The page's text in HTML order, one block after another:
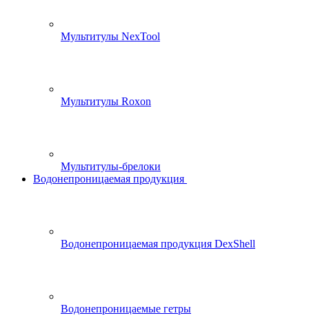
Мультитулы NexTool
Мультитулы Roxon
Мультитулы-брелоки
Водонепроницаемая продукция
Водонепроницаемая продукция DexShell
Водонепроницаемые гетры